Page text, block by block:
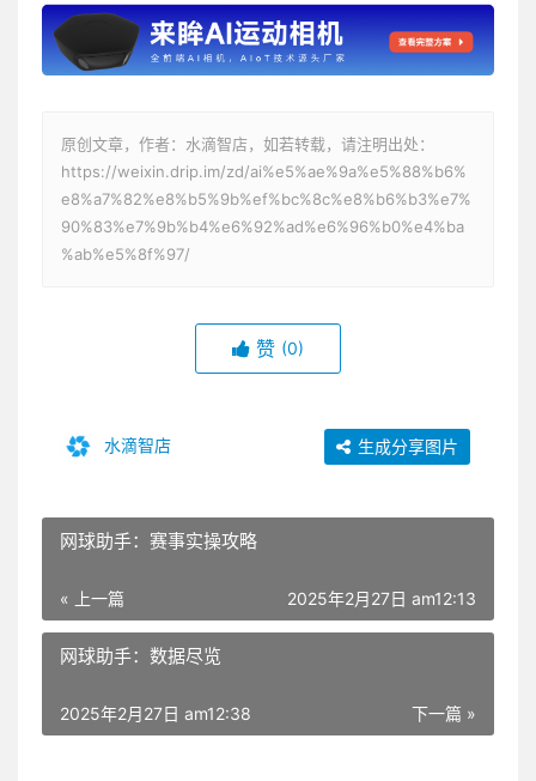
原创文章，作者：水滴智店，如若转载，请注明出处：
https://weixin.drip.im/zd/ai%e5%ae%9a%e5%88%b6%
e8%a7%82%e8%b5%9b%ef%bc%8c%e8%b6%b3%e7%
90%83%e7%9b%b4%e6%92%ad%e6%96%b0%e4%ba
%ab%e5%8f%97/
赞 (0)
水滴智店 生成分享图片
网球助手：赛事实操攻略
« 上一篇 2025年2月27日 am12:13
网球助手：数据尽览
下一篇 »
2025年2月27日 am12:38